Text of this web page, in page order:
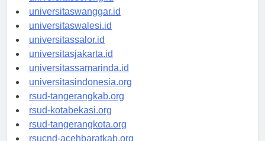
universitassorong.id
universitaswanggar.id
universitaswalesi.id
universitassalor.id
universitasjakarta.id
universitassamarinda.id
universitasindonesia.org
rsud-tangerangkab.org
rsud-kotabekasi.org
rsud-tangerangkota.org